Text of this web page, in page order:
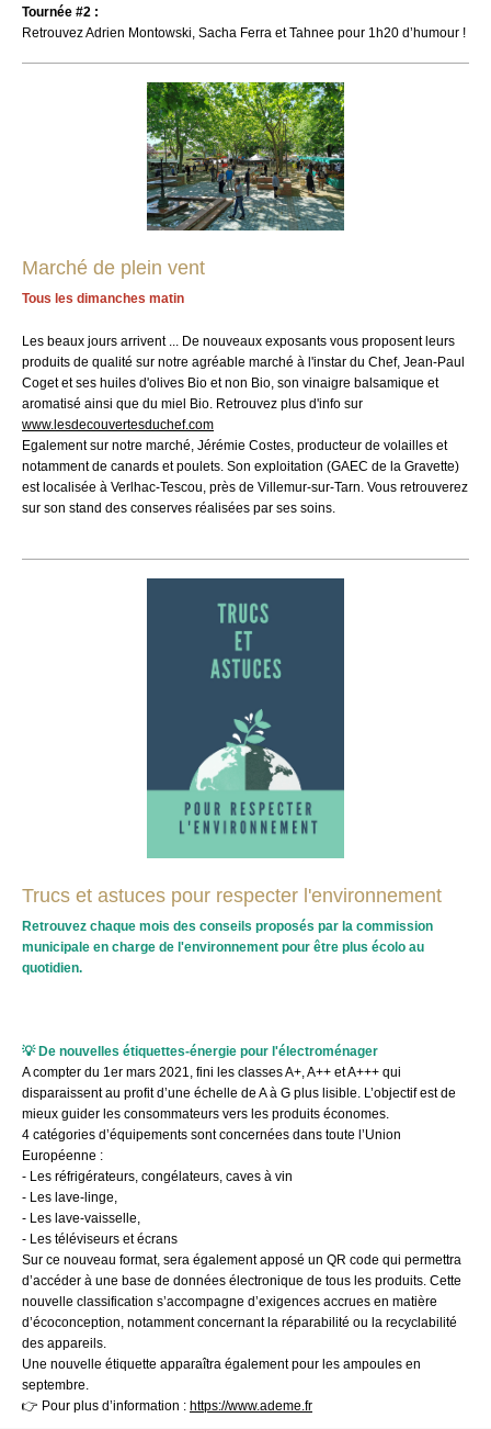
Tournée #2 :
Retrouvez Adrien Montowski, Sacha Ferra et Tahnee pour 1h20 d’humour !
Marché de plein vent
Tous les dimanches matin
Les beaux jours arrivent ... De nouveaux exposants vous proposent leurs
produits de qualité sur notre agréable marché à l'instar du Chef, Jean-Paul
Coget et ses huiles d'olives Bio et non Bio, son vinaigre balsamique et
aromatisé ainsi que du miel Bio. Retrouvez plus d'info sur
www.lesdecouvertesduchef.com
Egalement sur notre marché, Jérémie Costes, producteur de volailles et
notamment de canards et poulets. Son exploitation (GAEC de la Gravette)
est localisée à Verlhac-Tescou, près de Villemur-sur-Tarn. Vous retrouverez
sur son stand des conserves réalisées par ses soins.
Trucs et astuces pour respecter l'environnement
Retrouvez chaque mois des conseils proposés par la commission
municipale en charge de l'environnement pour être plus écolo au
quotidien.
💡 De nouvelles étiquettes-énergie pour l'électroménager
A compter du 1er mars 2021, fini les classes A+, A++ et A+++ qui
disparaissent au profit d’une échelle de A à G plus lisible. L’objectif est de
mieux guider les consommateurs vers les produits économes.
4 catégories d’équipements sont concernées dans toute l’Union
Européenne :
- Les réfrigérateurs, congélateurs, caves à vin
- Les lave-linge,
- Les lave-vaisselle,
- Les téléviseurs et écrans
Sur ce nouveau format, sera également apposé un QR code qui permettra
d’accéder à une base de données électronique de tous les produits. Cette
nouvelle classification s’accompagne d’exigences accrues en matière
d’écoconception, notamment concernant la réparabilité ou la recyclabilité
des appareils.
Une nouvelle étiquette apparaîtra également pour les ampoules en
septembre.
👉 Pour plus d’information : https://www.ademe.fr